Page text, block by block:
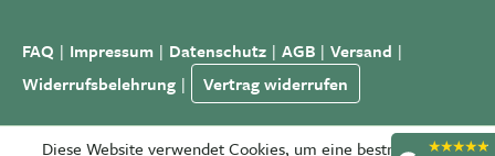
FAQ Impressum Datenschutz AGB
Versand
Widerrufsbelehrung
Vertrag widerrufen
Diese Website verwendet Cookies, um eine bestmögliche